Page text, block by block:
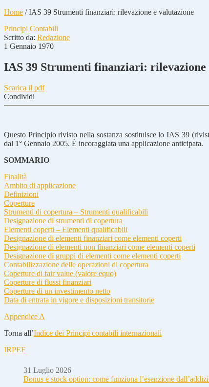
Home /IAS 39 Strumenti finanziari: rilevazione e valutazione
Principi Contabili
Scritto da: Redazione
1 Gennaio 1970
IAS 39 Strumenti finanziari: rilevazione
Scarica il pdf
Condividi
Questo Principio rivisto nella sostanza sostituisce lo IAS 39
dal 1° Gennaio 2005. È incoraggiata una applicazione anticipata.
SOMMARIO
Finalità
Ambito di applicazione
Definizioni
Coperture
Strumenti di copertura – Strumenti qualificabili
Designazione di strumenti di copertura
Elementi coperti – Elementi qualificabili
Designazione di elementi finanziari come elementi coperti
Designazione di elementi non finanziari come elementi coperti
Designazione di gruppi di elementi come elementi coperti
Contabilizzazione delle operazioni di copertura
Coperture di fair value (valore equo)
Coperture di flussi finanziari
Coperture di un investimento netto
Data di entrata in vigore e disposizioni transitorie
Appendice A
Torna all’Indice dei Principi contabili internazionali
IRPEF
31 Luglio 2026
Bonus e stock option: come funziona l’esenzione